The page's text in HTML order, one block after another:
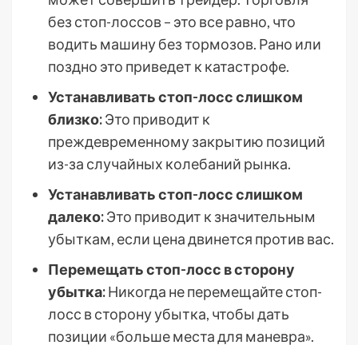
без стоп-лоссов – это все равно, что
водить машину без тормозов. Рано или
поздно это приведет к катастрофе.
Устанавливать стоп-лосс слишком
близко:Это приводит к
преждевременному закрытию позиций
из-за случайных колебаний рынка.
Устанавливать стоп-лосс слишком
далеко:Это приводит к значительным
убыткам, если цена двинется против вас.
Перемещать стоп-лосс в сторону
убытка:Никогда не перемещайте стоп-
лосс в сторону убытка, чтобы дать
позиции «больше места для маневра».